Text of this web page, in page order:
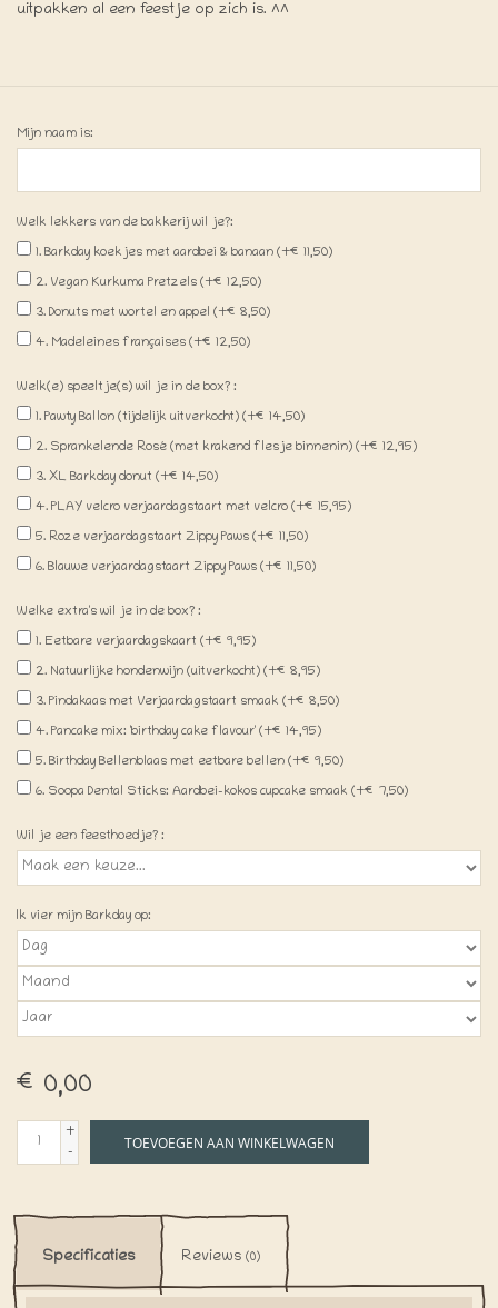
uitpakken al een feestje op zich is. ^^
Mijn naam is:
Welk lekkers van de bakkerij wil je?:
1. Barkday koekjes met aardbei & banaan (+€11,50)
2. Vegan Kurkuma Pretzels (+€12,50)
3. Donuts met wortel en appel (+€8,50)
4. Madeleines françaises (+€12,50)
Welk(e) speeltje(s) wil je in de box? :
1. Pawty Ballon (tijdelijk uitverkocht) (+€14,50)
2. Sprankelende Rosé (met krakend flesje binnenin) (+€12,95)
3. XL Barkday donut (+€14,50)
4. PLAY velcro verjaardagstaart met velcro (+€15,95)
5. Roze verjaardagstaart Zippy Paws (+€11,50)
6. Blauwe verjaardagstaart Zippy Paws (+€11,50)
Welke extra's wil je in de box? :
1. Eetbare verjaardagskaart (+€9,95)
2. Natuurlijke hondenwijn (uitverkocht) (+€8,95)
3. Pindakaas met Verjaardagstaart smaak (+€8,50)
4. Pancake mix: 'birthday cake flavour' (+€14,95)
5. Birthday Bellenblaas met eetbare bellen (+€9,50)
6. Soopa Dental Sticks: Aardbei-kokos cupcake smaak (+€7,50)
Wil je een feesthoedje? :
Ik vier mijn Barkday op:
€0,00
+
-
TOEVOEGEN AAN WINKELWAGEN
Specificaties Reviews (0)